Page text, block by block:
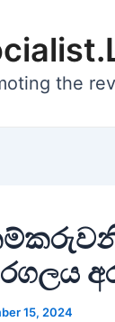
the
15, 2024